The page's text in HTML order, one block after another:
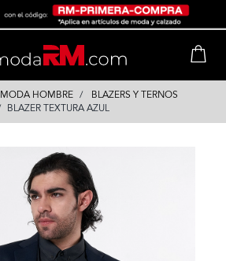
MODA HOMBRE
BLAZERS Y TERNOS
BLAZER TEXTURA AZUL